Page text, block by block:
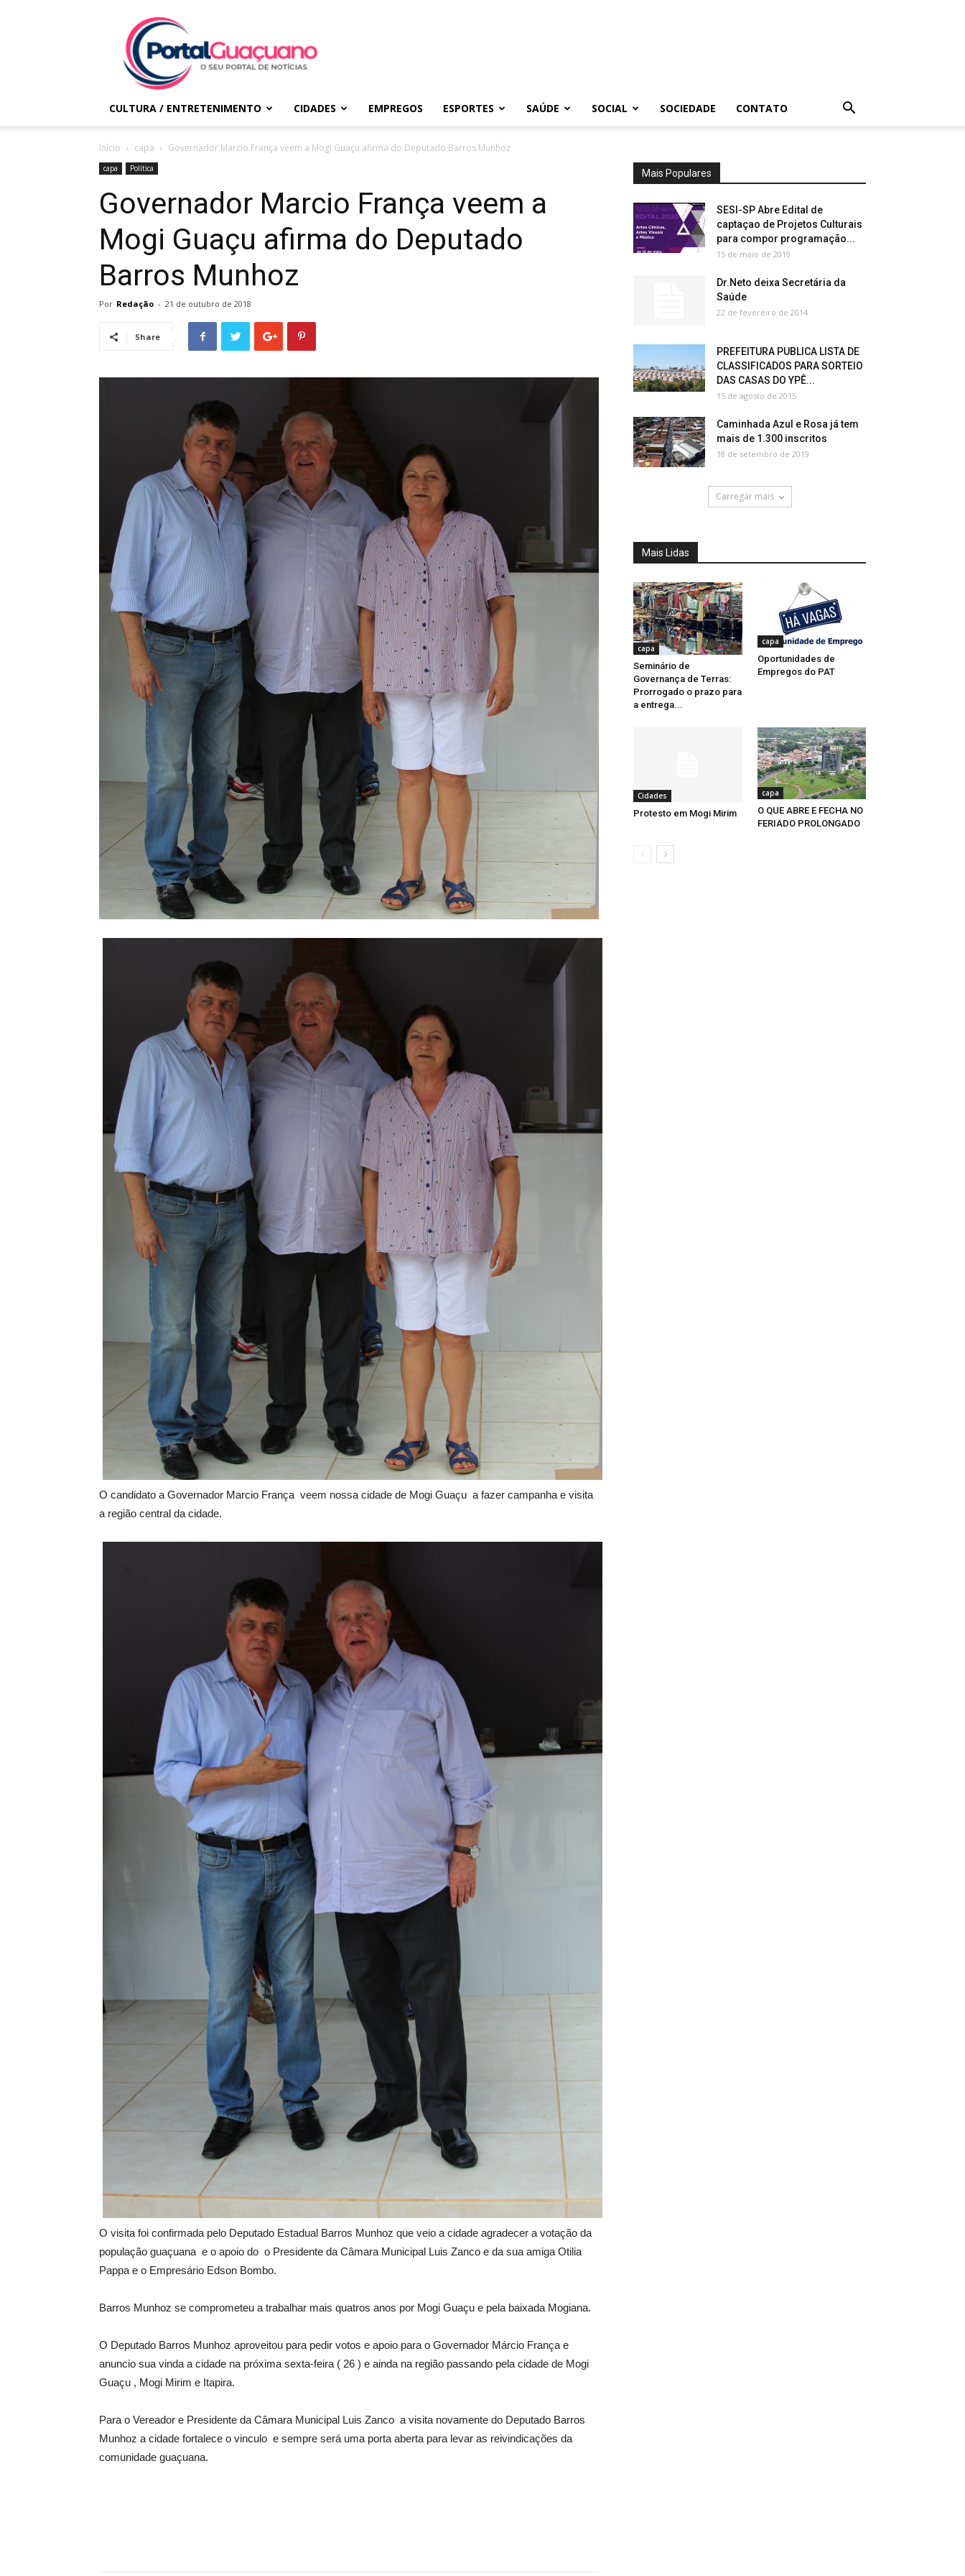
Portal
Guaçuano
CULTURA / ENTRETENIMENTO CIDADES EMPREGOS ESPORTES SAÚDE SOCIAL SOCIEDADE CONTATO
Início capa Governador Marcio França veem a Mogi Guaçu afirma do Deputado Barros Munhoz
capa Política
Governador Marcio França veem a
Mogi Guaçu afirma do Deputado
Barros Munhoz
Por Redação - 21 de outubro de 2018
Share
O candidato a Governador Marcio França veem nossa cidade de Mogi Guaçu a fazer campanha e visita
a região central da cidade.
O visita foi confirmada pelo Deputado Estadual Barros Munhoz que veio a cidade agradecer a votação da
população guaçuana e o apoio do o Presidente da Câmara Municipal Luis Zanco e da sua amiga Otilia
Pappa e o Empresário Edson Bombo.
Barros Munhoz se comprometeu a trabalhar mais quatros anos por Mogi Guaçu e pela baixada Mogiana.
O Deputado Barros Munhoz aproveitou para pedir votos e apoio para o Governador Márcio França e
anuncio sua vinda a cidade na próxima sexta-feira ( 26 ) e ainda na região passando pela cidade de Mogi
Guaçu , Mogi Mirim e Itapira.
Para o Vereador e Presidente da Câmara Municipal Luis Zanco a visita novamente do Deputado Barros
Munhoz a cidade fortalece o vinculo e sempre será uma porta aberta para levar as reivindicações da
comunidade guaçuana.
Mais Populares
SESI-SP Abre Edital de
captaçao de Projetos Culturais
para compor programação...
15 de maio de 2019
Dr.Neto deixa Secretária da
Saúde
22 de fevereiro de 2014
PREFEITURA PUBLICA LISTA DE
CLASSIFICADOS PARA SORTEIO
DAS CASAS DO YPÊ...
15 de agosto de 2015
Caminhada Azul e Rosa já tem
mais de 1.300 inscritos
18 de setembro de 2019
Carregar mais
Mais Lidas
capa
Seminário de
Governança de Terras:
Prorrogado o prazo para
a entrega...
capa
Oportunidades de
Empregos do PAT
Cidades
Protesto em Mogi Mirim
capa
O QUE ABRE E FECHA NO
FERIADO PROLONGADO